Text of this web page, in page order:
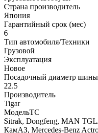
Страна производитель
Япония
Гарантийный срок (мес)
6
Тип автомобиля/Техники
Грузовой
Эксплуатация
Новое
Посадочный диаметр шины
22.5
Производитель
Tigar
МодельТС
Sitrak, Dongfeng, MAN
КамАЗ, Mercedes-Benz